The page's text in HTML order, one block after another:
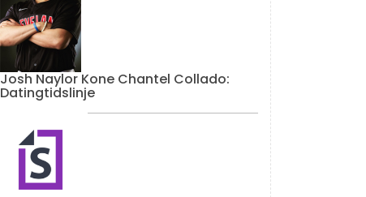
Josh Naylor Kone Chantel Collado:
Datingtidslinje